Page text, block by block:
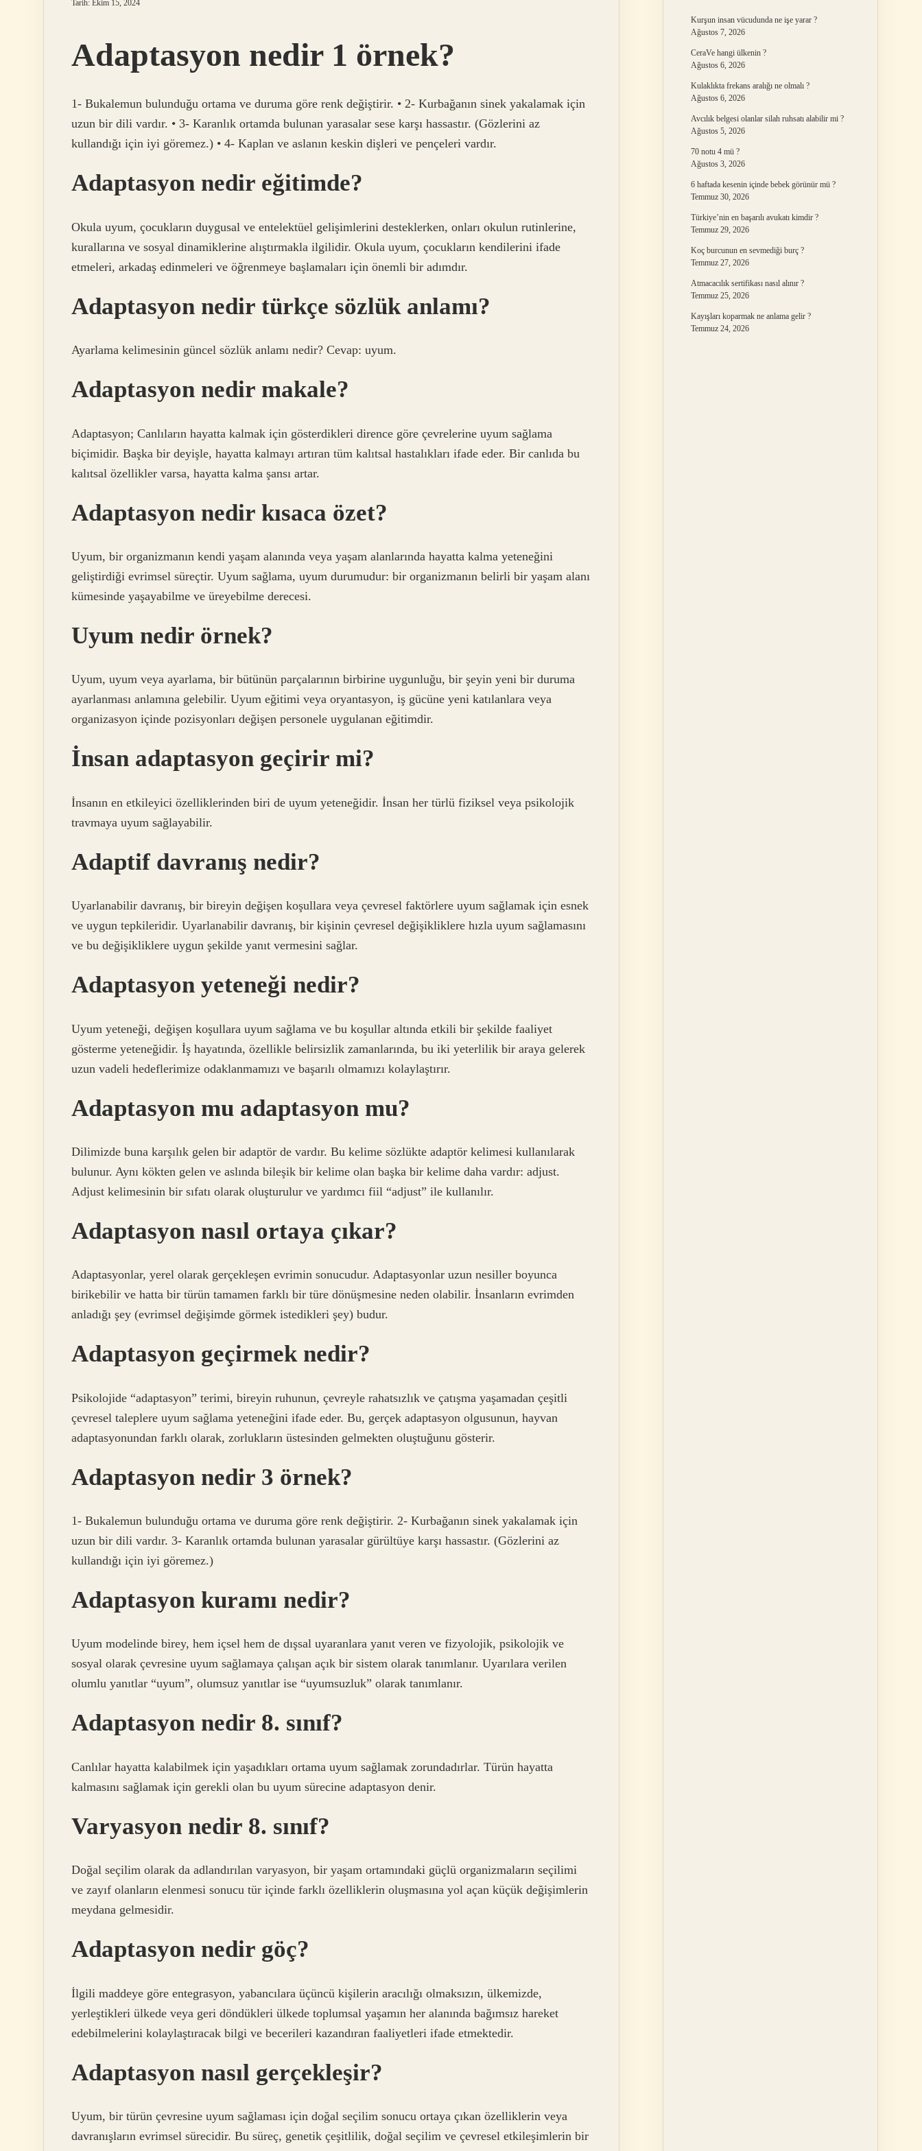
Tarih: Ekim 15, 2024
Adaptasyon nedir 1 örnek?
1- Bukalemun bulunduğu ortama ve duruma göre renk değiştirir. • 2- Kurbağanın sinek yakalamak için
uzun bir dili vardır. • 3- Karanlık ortamda bulunan yarasalar sese karşı hassastır. (Gözlerini az
kullandığı için iyi göremez.) • 4- Kaplan ve aslanın keskin dişleri ve pençeleri vardır.
Adaptasyon nedir eğitimde?
Okula uyum, çocukların duygusal ve entelektüel gelişimlerini desteklerken, onları okulun rutinlerine,
kurallarına ve sosyal dinamiklerine alıştırmakla ilgilidir. Okula uyum, çocukların kendilerini ifade
etmeleri, arkadaş edinmeleri ve öğrenmeye başlamaları için önemli bir adımdır.
Adaptasyon nedir türkçe sözlük anlamı?
Ayarlama kelimesinin güncel sözlük anlamı nedir? Cevap: uyum.
Adaptasyon nedir makale?
Adaptasyon; Canlıların hayatta kalmak için gösterdikleri dirence göre çevrelerine uyum sağlama
biçimidir. Başka bir deyişle, hayatta kalmayı artıran tüm kalıtsal hastalıkları ifade eder. Bir canlıda bu
kalıtsal özellikler varsa, hayatta kalma şansı artar.
Adaptasyon nedir kısaca özet?
Uyum, bir organizmanın kendi yaşam alanında veya yaşam alanlarında hayatta kalma yeteneğini
geliştirdiği evrimsel süreçtir. Uyum sağlama, uyum durumudur: bir organizmanın belirli bir yaşam alanı
kümesinde yaşayabilme ve üreyebilme derecesi.
Uyum nedir örnek?
Uyum, uyum veya ayarlama, bir bütünün parçalarının birbirine uygunluğu, bir şeyin yeni bir duruma
ayarlanması anlamına gelebilir. Uyum eğitimi veya oryantasyon, iş gücüne yeni katılanlara veya
organizasyon içinde pozisyonları değişen personele uygulanan eğitimdir.
İnsan adaptasyon geçirir mi?
İnsanın en etkileyici özelliklerinden biri de uyum yeteneğidir. İnsan her türlü fiziksel veya psikolojik
travmaya uyum sağlayabilir.
Adaptif davranış nedir?
Uyarlanabilir davranış, bir bireyin değişen koşullara veya çevresel faktörlere uyum sağlamak için esnek
ve uygun tepkileridir. Uyarlanabilir davranış, bir kişinin çevresel değişikliklere hızla uyum sağlamasını
ve bu değişikliklere uygun şekilde yanıt vermesini sağlar.
Adaptasyon yeteneği nedir?
Uyum yeteneği, değişen koşullara uyum sağlama ve bu koşullar altında etkili bir şekilde faaliyet
gösterme yeteneğidir. İş hayatında, özellikle belirsizlik zamanlarında, bu iki yeterlilik bir araya gelerek
uzun vadeli hedeflerimize odaklanmamızı ve başarılı olmamızı kolaylaştırır.
Adaptasyon mu adaptasyon mu?
Dilimizde buna karşılık gelen bir adaptör de vardır. Bu kelime sözlükte adaptör kelimesi kullanılarak
bulunur. Aynı kökten gelen ve aslında bileşik bir kelime olan başka bir kelime daha vardır: adjust.
Adjust kelimesinin bir sıfatı olarak oluşturulur ve yardımcı fiil “adjust” ile kullanılır.
Adaptasyon nasıl ortaya çıkar?
Adaptasyonlar, yerel olarak gerçekleşen evrimin sonucudur. Adaptasyonlar uzun nesiller boyunca
birikebilir ve hatta bir türün tamamen farklı bir türe dönüşmesine neden olabilir. İnsanların evrimden
anladığı şey (evrimsel değişimde görmek istedikleri şey) budur.
Adaptasyon geçirmek nedir?
Psikolojide “adaptasyon” terimi, bireyin ruhunun, çevreyle rahatsızlık ve çatışma yaşamadan çeşitli
çevresel taleplere uyum sağlama yeteneğini ifade eder. Bu, gerçek adaptasyon olgusunun, hayvan
adaptasyonundan farklı olarak, zorlukların üstesinden gelmekten oluştuğunu gösterir.
Adaptasyon nedir 3 örnek?
1- Bukalemun bulunduğu ortama ve duruma göre renk değiştirir. 2- Kurbağanın sinek yakalamak için
uzun bir dili vardır. 3- Karanlık ortamda bulunan yarasalar gürültüye karşı hassastır. (Gözlerini az
kullandığı için iyi göremez.)
Adaptasyon kuramı nedir?
Uyum modelinde birey, hem içsel hem de dışsal uyaranlara yanıt veren ve fizyolojik, psikolojik ve
sosyal olarak çevresine uyum sağlamaya çalışan açık bir sistem olarak tanımlanır. Uyarılara verilen
olumlu yanıtlar “uyum”, olumsuz yanıtlar ise “uyumsuzluk” olarak tanımlanır.
Adaptasyon nedir 8. sınıf?
Canlılar hayatta kalabilmek için yaşadıkları ortama uyum sağlamak zorundadırlar. Türün hayatta
kalmasını sağlamak için gerekli olan bu uyum sürecine adaptasyon denir.
Varyasyon nedir 8. sınıf?
Doğal seçilim olarak da adlandırılan varyasyon, bir yaşam ortamındaki güçlü organizmaların seçilimi
ve zayıf olanların elenmesi sonucu tür içinde farklı özelliklerin oluşmasına yol açan küçük değişimlerin
meydana gelmesidir.
Adaptasyon nedir göç?
İlgili maddeye göre entegrasyon, yabancılara üçüncü kişilerin aracılığı olmaksızın, ülkemizde,
yerleştikleri ülkede veya geri döndükleri ülkede toplumsal yaşamın her alanında bağımsız hareket
edebilmelerini kolaylaştıracak bilgi ve becerileri kazandıran faaliyetleri ifade etmektedir.
Adaptasyon nasıl gerçekleşir?
Uyum, bir türün çevresine uyum sağlaması için doğal seçilim sonucu ortaya çıkan özelliklerin veya
davranışların evrimsel sürecidir. Bu süreç, genetik çeşitlilik, doğal seçilim ve çevresel etkileşimlerin bir
Kurşun insan vücudunda ne işe yarar ?
Ağustos 7, 2026
CeraVe hangi ülkenin ?
Ağustos 6, 2026
Kulaklıkta frekans aralığı ne olmalı ?
Ağustos 6, 2026
Avcılık belgesi olanlar silah ruhsatı alabilir mi ?
Ağustos 5, 2026
70 notu 4 mü ?
Ağustos 3, 2026
6 haftada kesenin içinde bebek görünür mü ?
Temmuz 30, 2026
Türkiye’nin en başarılı avukatı kimdir ?
Temmuz 29, 2026
Koç burcunun en sevmediği burç ?
Temmuz 27, 2026
Atmacacılık sertifikası nasıl alınır ?
Temmuz 25, 2026
Kayışları koparmak ne anlama gelir ?
Temmuz 24, 2026